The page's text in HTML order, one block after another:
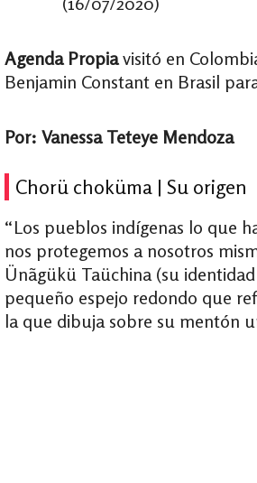
Agenda Propiavisitó en
Benjamin Constant en Brasil
Por: Vanessa Teteye Mendoza
Chorü choküma | Su origen
“Los pueblos indígenas lo que
nos protegemos a nosotros
Ünãgükü Taüchina (su
pequeño espejo redondo que
la que dibuja sobre su mentón